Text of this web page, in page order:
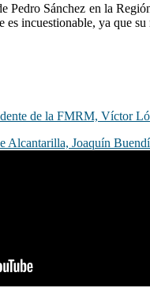
Pedro Sánchez en la
es incuestionable, ya que
de la FMRM, Ví­ctor
Alcantarilla, Joaquí­n